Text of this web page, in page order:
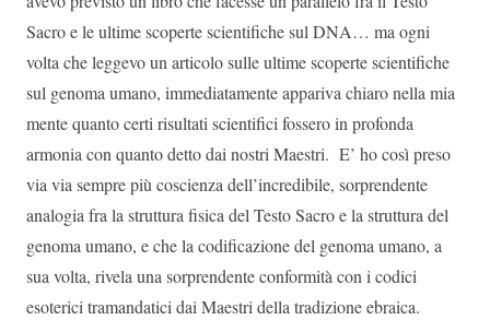
Sacro e le ultime scoperte scientifiche sul DNA… ma ogni
volta che leggevo un articolo sulle ultime scoperte scientifiche
sul genoma umano, immediatamente appariva chiaro nella mia
mente quanto certi risultati scientifici fossero in profonda
armonia con quanto detto dai nostri Maestri. E’ ho così preso
via via sempre più coscienza dell’incredibile, sorprendente
analogia fra la struttura fisica del Testo Sacro e la struttura del
genoma umano, e che la codificazione del genoma umano, a
sua volta, rivela una sorprendente conformità con i codici
esoterici tramandatici dai Maestri della tradizione ebraica.